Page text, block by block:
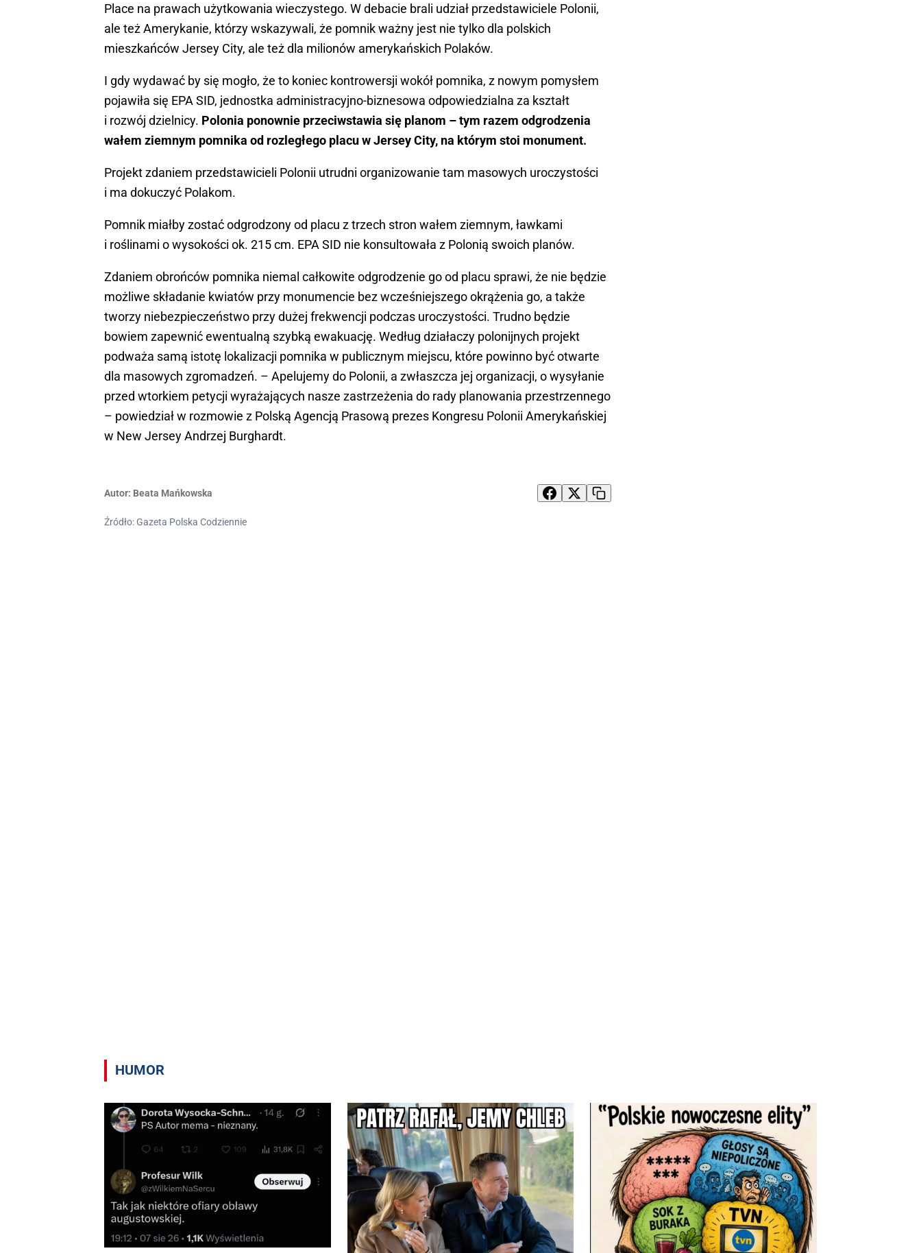
Place na prawach użytkowania wieczystego. W debacie brali udział przedstawiciele Polonii,
ale też Amerykanie, którzy wskazywali, że pomnik ważny jest nie tylko dla polskich
mieszkańców Jersey City, ale też dla milionów amerykańskich Polaków.
I gdy wydawać by się mogło, że to koniec kontrowersji wokół pomnika, z nowym pomysłem
pojawiła się EPA SID, jednostka administracyjno-biznesowa odpowiedzialna za kształt
i rozwój dzielnicy. Polonia ponownie przeciwstawia się planom – tym razem odgrodzenia
wałem ziemnym pomnika od rozległego placu w Jersey City, na którym stoi monument.
Projekt zdaniem przedstawicieli Polonii utrudni organizowanie tam masowych uroczystości
i ma dokuczyć Polakom.
Pomnik miałby zostać odgrodzony od placu z trzech stron wałem ziemnym, ławkami
i roślinami o wysokości ok. 215 cm. EPA SID nie konsultowała z Polonią swoich planów.
Zdaniem obrońców pomnika niemal całkowite odgrodzenie go od placu sprawi, że nie będzie
możliwe składanie kwiatów przy monumencie bez wcześniejszego okrążenia go, a także
tworzy niebezpieczeństwo przy dużej frekwencji podczas uroczystości. Trudno będzie
bowiem zapewnić ewentualną szybką ewakuację. Według działaczy polonijnych projekt
podważa samą istotę lokalizacji pomnika w publicznym miejscu, które powinno być otwarte
dla masowych zgromadzeń. – Apelujemy do Polonii, a zwłaszcza jej organizacji, o wysyłanie
przed wtorkiem petycji wyrażających nasze zastrzeżenia do rady planowania przestrzennego
– powiedział w rozmowie z Polską Agencją Prasową prezes Kongresu Polonii Amerykańskiej
w New Jersey Andrzej Burghardt.
Autor: Beata Mańkowska
Źródło: Gazeta Polska Codziennie
HUMOR